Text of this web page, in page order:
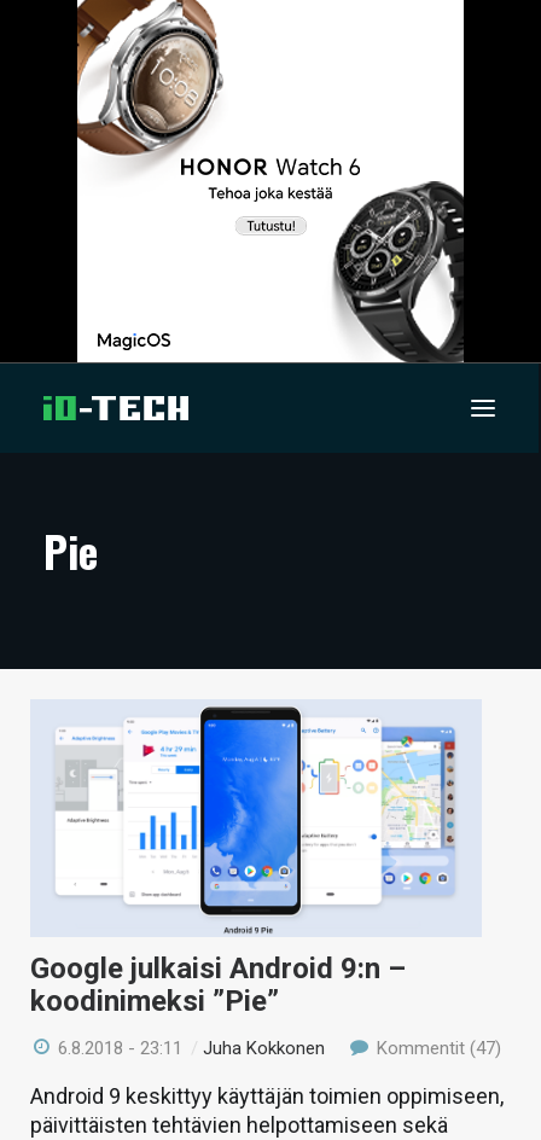
ARTIKKELIT
TECHBBS
TIETOA
HINTA.FI
KAUPPA
VAIHDA TEEMA
HAKU
Pie
Google julkaisi Android 9:n –
koodinimeksi ”Pie”
6.8.2018 - 23:11 /Juha Kokkonen Kommentit (47)
Android 9 keskittyy käyttäjän toimien oppimiseen,
päivittäisten tehtävien helpottamiseen sekä